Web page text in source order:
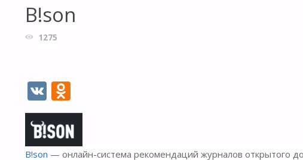
B!son
1275
V
K d
n
o
B!son — онлайн-система рекомендаций журналов открытого